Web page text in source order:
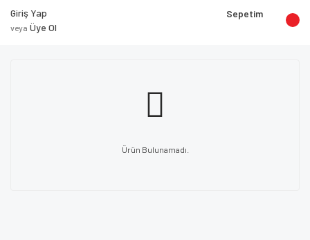
Giriş Yap
veya Üye Ol
Sepetim
Ürün Bulunamadı.